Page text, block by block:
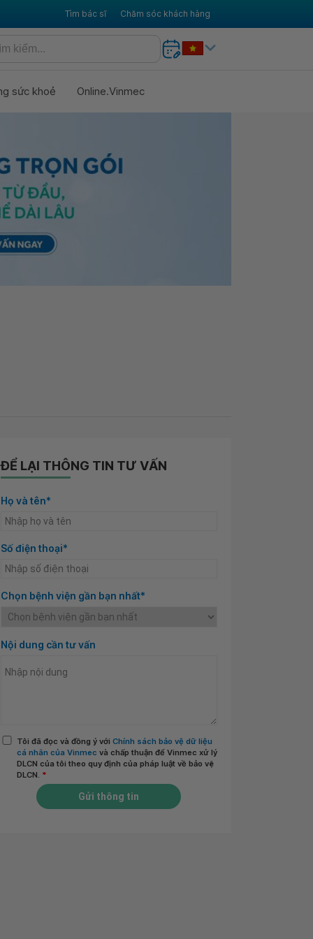
Tìm bác sĩ Chăm sóc khách hàng
sức khoẻ Online.Vinmec
ĐỂ LẠI THÔNG TIN TƯ VẤN
Họ và tên*
Số điện thoại*
Chọn bệnh viện gần bạn nhất*
Nội dung cần tư vấn
Tôi đã đọc và đồng ý với Chính sách bảo vệ dữ liệu
cá nhân của Vinmec và chấp thuận để Vinmec xử lý
DLCN của tôi theo quy định của pháp luật về bảo vệ
DLCN. *
Gửi thông tin